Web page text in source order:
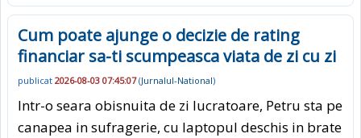
Cum poate ajunge o decizie de rating
financiar sa-ti scumpeasca viata de zi cu zi
publicat 2026-08-03 07:45:07(Jurnalul-National)
Intr-o seara obisnuita de zi lucratoare, Petru sta pe
canapea in sufragerie, cu laptopul deschis in brate